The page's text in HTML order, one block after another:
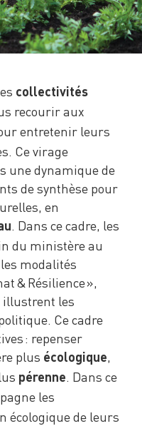
collectivités
recourir aux
entretenir leurs
Ce virage
une dynamique de
de synthèse pour
en
. Dans ce cadre, les
du ministère au
modalités
& Résilience »,
illustrent les
Ce cadre
: repenser
plus écologique,
pérenne. Dans ce
les
écologique de leurs